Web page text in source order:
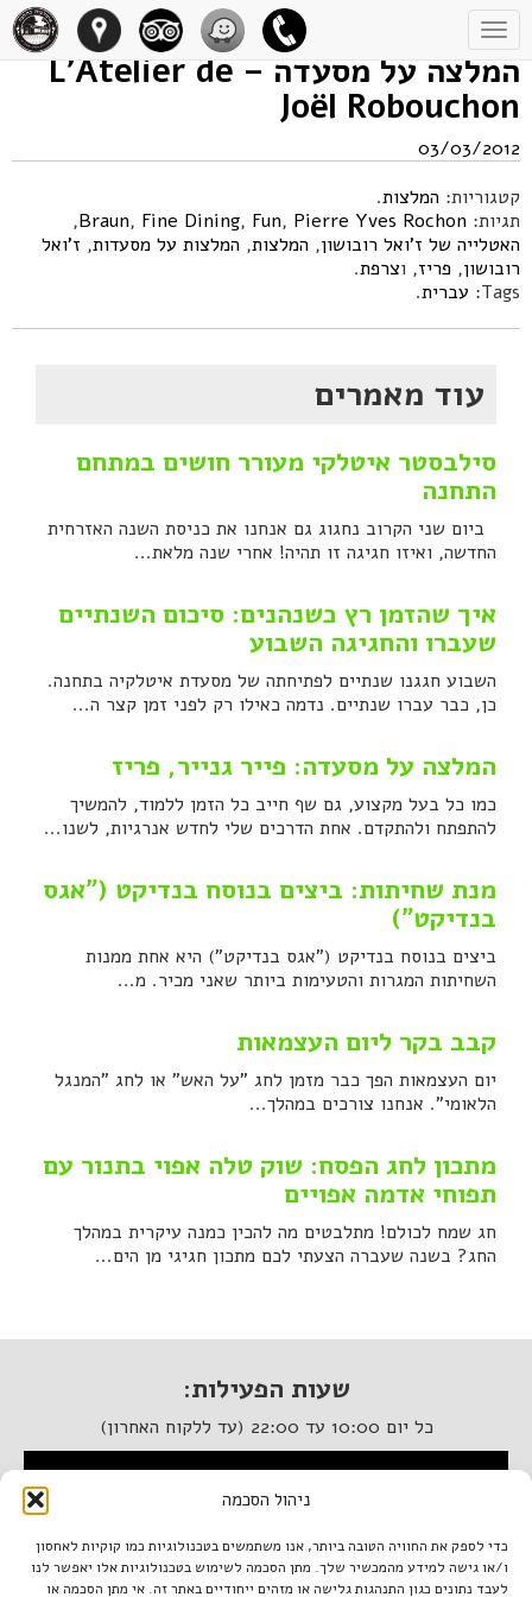
ניהול הסכמה
כדי לספק את החוויה הטובה ביותר, אנו משתמשים בטכנולוגיות כמו קוקיות לאחסון
ו/או גישה למידע מהמכשיר שלך. מתן הסכמה לשימוש בטכנולוגיות אלו יאפשר לנו
לעבד נתונים כגון התנהגות גלישה או מזהים ייחודיים באתר זה. אי מתן הסכמה או
Toggle
navigation
המלצה על מסעדה – L'Atelier de
Joël Robouchon
03/03/2012
קטגוריות: המלצות.
תגיות:
Braun, Fine Dining, Fun, Pierre Yves Rochon
,
האטלייה של ז'ואל רובושון, המלצות, המלצות על מסעדות, ז'ואל
רובושון, פריז, וצרפת.
Tags: עברית.
עוד מאמרים
סילבסטר איטלקי מעורר חושים במתחם
התחנה
ביום שני הקרוב נחגוג גם אנחנו את כניסת השנה האזרחית
החדשה, ואיזו חגיגה זו תהיה! אחרי שנה מלאת...
איך שהזמן רץ כשנהנים: סיכום השנתיים
שעברו והחגיגה השבוע
השבוע חגגנו שנתיים לפתיחתה של מסעדת איטלקיה בתחנה.
כן, כבר עברו שנתיים. נדמה כאילו רק לפני זמן קצר ה...
המלצה על מסעדה: פייר גנייר, פריז
כמו כל בעל מקצוע, גם שף חייב כל הזמן ללמוד, להמשיך
להתפתח ולהתקדם. אחת הדרכים שלי לחדש אנרגיות, לשנו...
מנת שחיתות: ביצים בנוסח בנדיקט ("אגס
בנדיקט")
ביצים בנוסח בנדיקט ("אגס בנדיקט") היא אחת ממנות
השחיתות המגרות והטעימות ביותר שאני מכיר. מ...
קבב בקר ליום העצמאות
יום העצמאות הפך כבר מזמן לחג "על האש" או לחג "המנגל
הלאומי". אנחנו צורכים במהלך...
מתכון לחג הפסח: שוק טלה אפוי בתנור עם
תפוחי אדמה אפויים
חג שמח לכולם! מתלבטים מה להכין כמנה עיקרית במהלך
החג? בשנה שעברה הצעתי לכם מתכון חגיגי מן הים...
שעות הפעילות:
כל יום 10:00 עד 22:00 (עד ללקוח האחרון)
המסעדה נגישה לנכים
איטלקיה בתחנה
מתחם התחנה, תל אביב.